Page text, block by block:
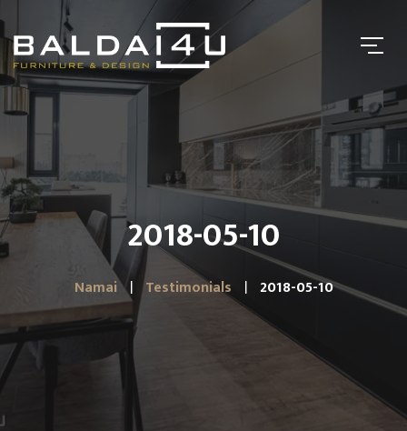
2018-05-10
Namai Testimonials 2018-05-10